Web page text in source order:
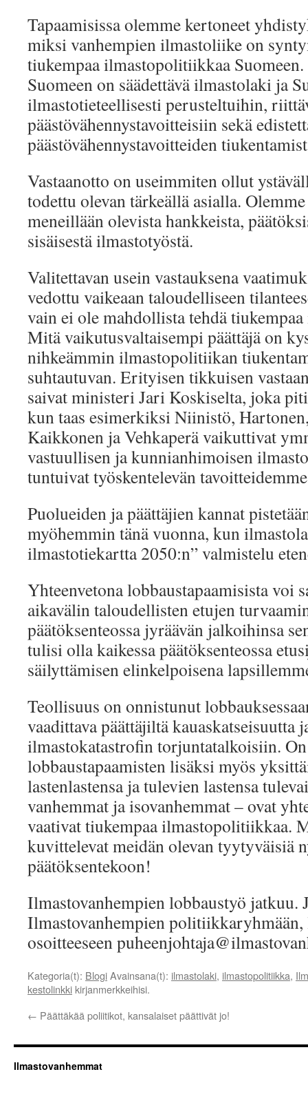
Tapaamisissa olemme kertoneet
miksi vanhempien ilmastoliike on
tiukempaa ilmastopolitiikkaa Suomeen.
Suomeen on säädettävä ilmastolaki ja
ilmastotieteellisesti perusteltuihin,
päästövähennystavoitteisiin sekä
päästövähennystavoitteiden
Vastaanotto on useimmiten ollut
todettu olevan tärkeällä asialla.
meneillään olevista hankkeista,
sisäisestä ilmastotyöstä.
Valitettavan usein vastauksena
vedottu vaikeaan taloudelliseen
vain ei ole mahdollista tehdä
Mitä vaikutusvaltaisempi päättäjä on
nihkeämmin ilmastopolitiikan
suhtautuvan. Erityisen tikkuisen
saivat ministeri Jari Koskiselta, joka
kun taas esimerkiksi Niinistö,
Kaikkonen ja Vehkaperä vaikuttivat
vastuullisen ja kunnianhimoisen
tuntuivat työskentelevän
Puolueiden ja päättäjien kannat
myöhemmin tänä vuonna, kun
ilmastotiekartta 2050:n” valmistelu
Yhteenvetona lobbaustapaamisista voi
aikavälin taloudellisten etujen
päätöksenteossa jyräävän jalkoihinsa
tulisi olla kaikessa päätöksenteossa
säilyttämisen elinkelpoisena
Teollisuus on onnistunut
vaadittava päättäjiltä kauaskatseisuutta
ilmastokatastrofin torjuntatalkoisiin.
lobbaustapaamisten lisäksi myös
lastenlastensa ja tulevien lastensa
vanhemmat ja isovanhemmat – ovat
vaativat tiukempaa ilmastopolitiikkaa.
kuvittelevat meidän olevan tyytyväisiä
päätöksentekoon!
Ilmastovanhempien lobbaustyö jatkuu.
Ilmastovanhempien politiikkaryhmään,
osoitteeseen
Kategoria(t): BlogiAvainsana(t): ilmastolaki, ilmastopolitiikka,
kestolinkki kirjanmerkkeihisi.
← Päättäkää poliitikot, kansalaiset päättivät jo!
Ilmastovanhemmat